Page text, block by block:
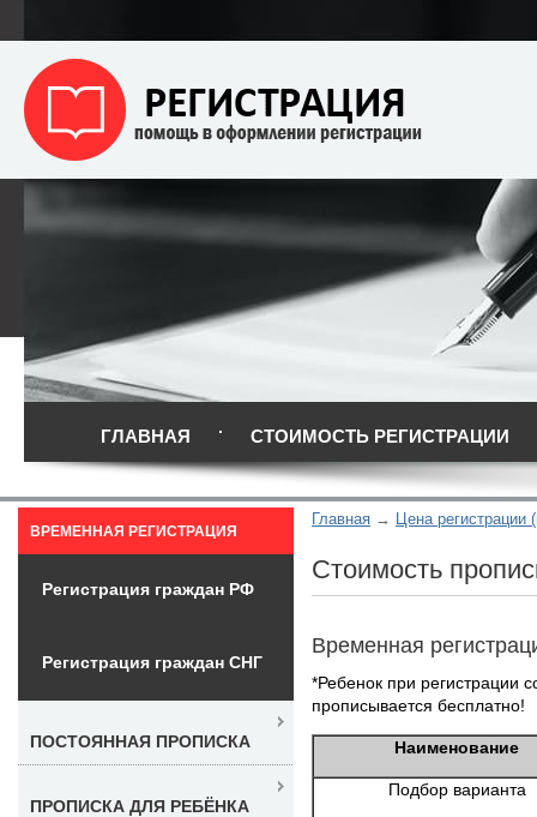
ГЛАВНАЯ СТОИМОСТЬ РЕГИСТРАЦИИ
Главная Цена регистрации
Стоимость
Временная
*Ребенок при регистрации
прописывается бесплатно!
Наименование
Подбор варианта
ВРЕМЕННАЯ РЕГИСТРАЦИЯ
Регистрация граждан РФ
Регистрация граждан СНГ
ПОСТОЯННАЯ ПРОПИСКА
ПРОПИСКА ДЛЯ РЕБЁНКА